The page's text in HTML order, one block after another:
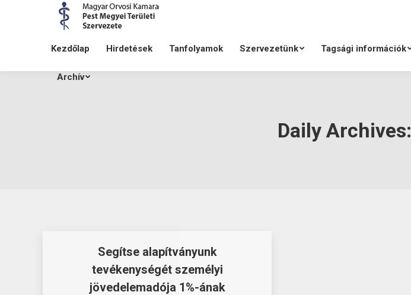
Kezdőlap Hirdetések Tanfolyamok Szervezetünk Tagsági információk
Archív
Daily Archives:
Segítse alapítványunk
tevékenységét személyi
jövedelemadója 1%-ának